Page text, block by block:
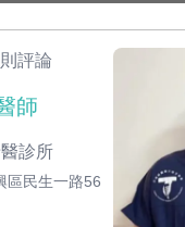
評論
師
診所
區民生一路56